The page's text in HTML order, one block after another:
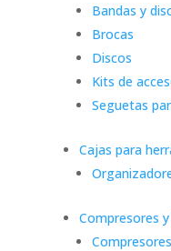
Bandas y
Brocas
Discos
Kits de
Seguetas
Cajas para
Compresores
Compresores